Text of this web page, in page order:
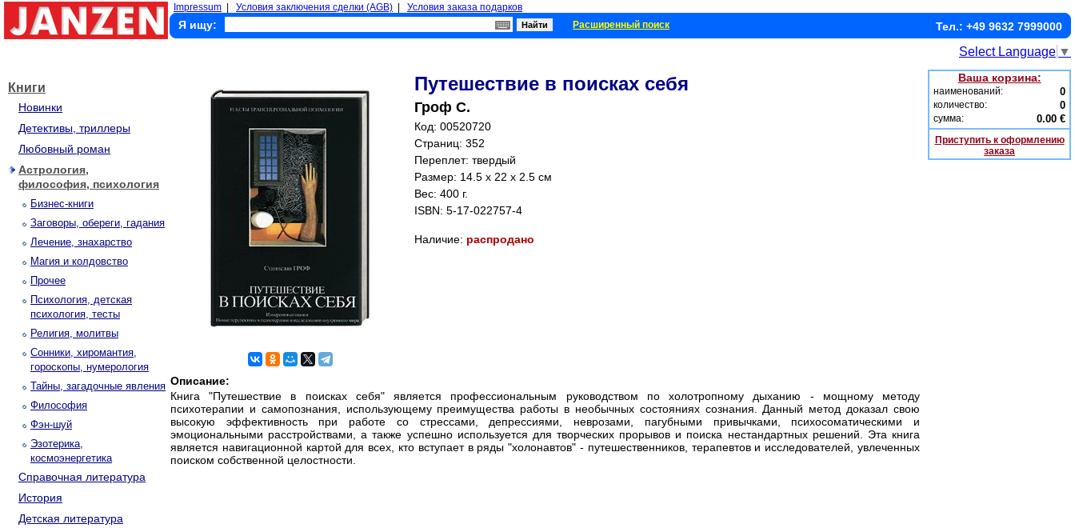
Impressum Условия заключения сделки (AGB) Условия заказа подарков
Я ищу: Расширенный поиск Тел.: +49 9632 7999000
Select Language ▼
Книги
Новинки
Детективы, триллеры
Любовный роман
Астрология,
философия, психология
Бизнес-книги
Заговоры, обереги, гадания
Лечение, знахарство
Магия и колдовство
Прочее
Психология, детская
психология, тесты
Религия, молитвы
Сонники, хиромантия,
гороскопы, нумерология
Тайны, загадочные явления
Философия
Фэн-шуй
Эзотерика,
космоэнергетика
Справочная литература
История
Детская литература
Путешествие в поисках себя
Гроф С.
Код: 00520720
Страниц: 352
Переплет: твердый
Размер: 14.5 x 22 x 2.5 см
Вес: 400 г.
ISBN: 5-17-022757-4
Наличие: распродано
Описание:
Книга "Путешествие в поисках себя" является профессиональным руководством по холотропному дыханию - мощному методу
психотерапии и самопознания, использующему преимущества работы в необычных состояниях сознания. Данный метод доказал свою
высокую эффективность при работе со стрессами, депрессиями, неврозами, пагубными привычками, психосоматическими и
эмоциональными расстройствами, а также успешно используется для творческих прорывов и поиска нестандартных решений. Эта книга
является навигационной картой для всех, кто вступает в ряды "холонавтов" - путешественников, терапевтов и исследователей, увлеченных
поиском собственной целостности.
Ваша корзина:
наименований: 0
количество: 0
сумма: 0.00 €
Приступить к оформлению
заказа